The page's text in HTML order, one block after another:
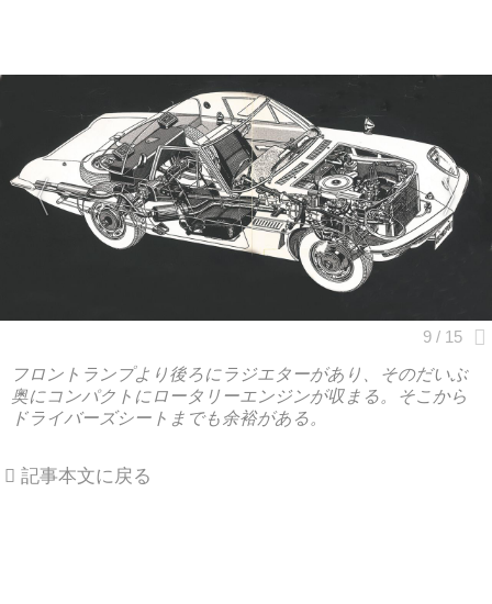
フロントランプより後ろにラジエターがあり、そのだいぶ
奥にコンパクトにロータリーエンジンが収まる。そこから
ドライバーズシートまでも余裕がある。
記事本文に戻る